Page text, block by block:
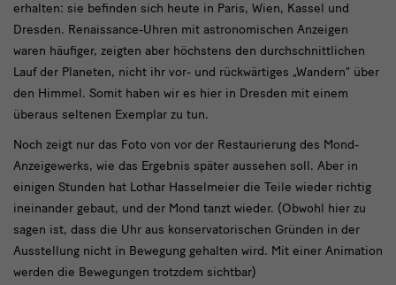
erhalten: sie befinden sich heute in Paris, Wien, Kassel und
Dresden. Renaissance-Uhren mit astronomischen Anzeigen
waren häufiger, zeigten aber höchstens den durchschnittlichen
Lauf der Planeten, nicht ihr vor- und rückwärtiges „Wandern“ über
den Himmel. Somit haben wir es hier in Dresden mit einem
überaus seltenen Exemplar zu tun.
Noch zeigt nur das Foto von vor der Restaurierung des Mond-
Anzeigewerks, wie das Ergebnis später aussehen soll. Aber in
einigen Stunden hat Lothar Hasselmeier die Teile wieder richtig
ineinander gebaut, und der Mond tanzt wieder. (Obwohl hier zu
sagen ist, dass die Uhr aus konservatorischen Gründen in der
Ausstellung nicht in Bewegung gehalten wird. Mit einer Animation
werden die Bewegungen trotzdem sichtbar)